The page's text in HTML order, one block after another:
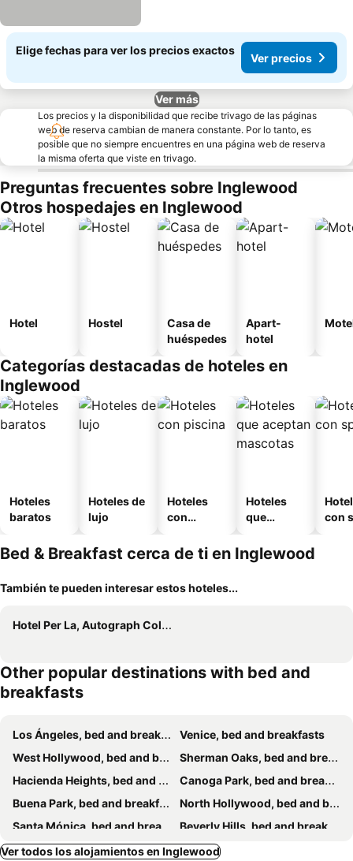
Elige fechas para ver los precios exactos
Ver precios
Ver más
Los precios y la disponibilidad que recibe trivago de las páginas
web de reserva cambian de manera constante. Por lo tanto, es
posible que no siempre encuentres en una página web de reserva
la misma oferta que viste en trivago.
Preguntas frecuentes sobre Inglewood
Otros hospedajes en Inglewood
Hotel Hostel
Casa de
huéspedes
Apart-
hotel
Categorías destacadas de hoteles en
Inglewood
Hoteles
baratos
Hoteles de
lujo
Hoteles
con
Hoteles
que
mascotas
con
Bed & Breakfast cerca de ti en Inglewood
También te pueden interesar estos hoteles...
Hotel Per La, Autograph Collection
Other popular destinations with bed and
breakfasts
Los Ángeles, bed and breakfasts
Venice, bed and breakfasts
West Hollywood, bed and breakfasts
Sherman Oaks, bed and breakfasts
Hacienda Heights, bed and breakfasts
Canoga Park, bed and breakfasts
Buena Park, bed and breakfasts
North Hollywood, bed and breakfasts
Santa Mónica, bed and breakfasts
Beverly Hills, bed and breakfasts
Reseda, bed and breakfasts
Norwalk, bed and breakfasts
Ver todos los alojamientos en Inglewood